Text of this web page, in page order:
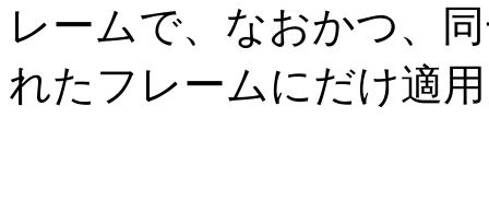
レームで、なおかつ、
れたフレームにだけ適